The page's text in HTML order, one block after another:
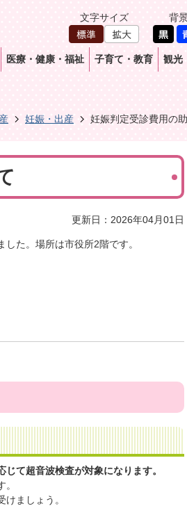
文字サイズ 背
医療・健康・福祉 子育て・教育 観光
妊娠・出産 妊娠判定受診費用の
更新日：2026年04月01日
た。場所は市役所2階です。
て超音波検査が対象になります。
ましょう。